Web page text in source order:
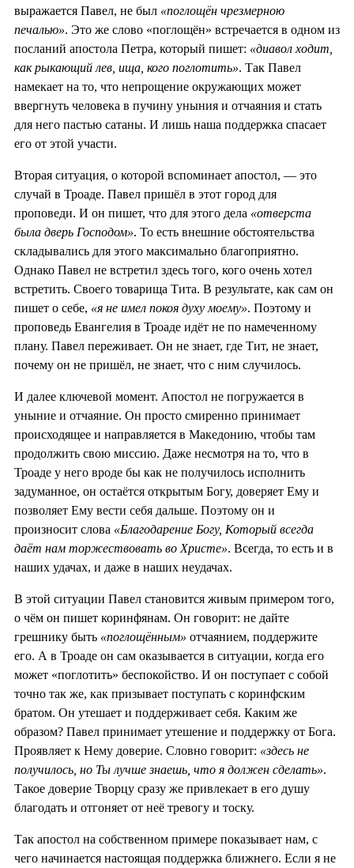
выражается Павел, не был «поглощён чрезмерною
печалью». Это же слово «поглощён» встречается в одном из
посланий апостола Петра, который пишет: «диавол ходит,
как рыкающий лев, ища, кого поглотить». Так Павел
намекает на то, что непрощение окружающих может
ввергнуть человека в пучину уныния и отчаяния и стать
для него пастью сатаны. И лишь наша поддержка спасает
его от этой участи.
Вторая ситуация, о которой вспоминает апостол, — это
случай в Троаде. Павел пришёл в этот город для
проповеди. И он пишет, что для этого дела «отверста
была дверь Господом». То есть внешние обстоятельства
складывались для этого максимально благоприятно.
Однако Павел не встретил здесь того, кого очень хотел
встретить. Своего товарища Тита. В результате, как сам он
пишет о себе, «я не имел покоя духу моему». Поэтому и
проповедь Евангелия в Троаде идёт не по намеченному
плану. Павел переживает. Он не знает, где Тит, не знает,
почему он не пришёл, не знает, что с ним случилось.
И далее ключевой момент. Апостол не погружается в
уныние и отчаяние. Он просто смиренно принимает
происходящее и направляется в Македонию, чтобы там
продолжить свою миссию. Даже несмотря на то, что в
Троаде у него вроде бы как не получилось исполнить
задуманное, он остаётся открытым Богу, доверяет Ему и
позволяет Ему вести себя дальше. Поэтому он и
произносит слова «Благодарение Богу, Который всегда
даёт нам торжествовать во Христе». Всегда, то есть и в
наших удачах, и даже в наших неудачах.
В этой ситуации Павел становится живым примером того,
о чём он пишет коринфянам. Он говорит: не дайте
грешнику быть «поглощённым» отчаянием, поддержите
его. А в Троаде он сам оказывается в ситуации, когда его
может «поглотить» беспокойство. И он поступает с собой
точно так же, как призывает поступать с коринфским
братом. Он утешает и поддерживает себя. Каким же
образом? Павел принимает утешение и поддержку от Бога.
Проявляет к Нему доверие. Словно говорит: «здесь не
получилось, но Ты лучше знаешь, что я должен сделать».
Такое доверие Творцу сразу же привлекает в его душу
благодать и отгоняет от неё тревогу и тоску.
Так апостол на собственном примере показывает нам, с
чего начинается настоящая поддержка ближнего. Если я не